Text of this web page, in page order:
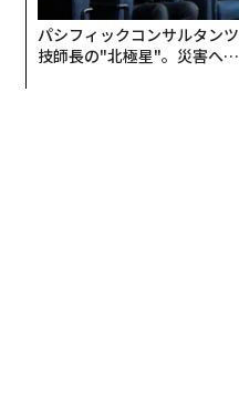
パシフィックコンサルタンツ
技師長の"北極星"。災害への